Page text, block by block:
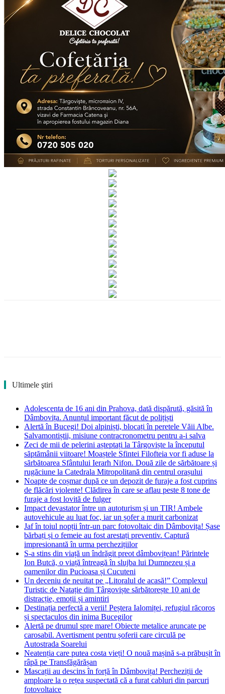
Ultimele ştiri
Adolescenta de 16 ani din Prahova, dată dispărută, găsită în
Dâmbovița. Anunțul important făcut de polițiști
Alertă în Bucegi! Doi alpiniști, blocați în peretele Văii Albe.
Salvamontiștii, misiune contracronometru pentru a-i salva
Zeci de mii de pelerini așteptați la Târgoviște la începutul
săptămânii viitoare! Moaștele Sfintei Filofteia vor fi aduse la
sărbătoarea Sfântului Ierarh Nifon. Două zile de sărbătoare și
rugăciune la Catedrala Mitropolitană din centrul orașului
Noapte de coșmar după ce un depozit de furaje a fost cuprins
de flăcări violente! Clădirea în care se aflau peste 8 tone de
furaje a fost lovită de fulger
Impact devastator între un autoturism și un TIR! Ambele
autovehicule au luat foc, iar un șofer a murit carbonizat
Jaf în toiul nopții într-un parc fotovoltaic din Dâmbovița! Șase
bărbați și o femeie au fost arestați preventiv. Captură
impresionantă în urma perchezițiilor
S-a stins din viață un îndrăgit preot dâmbovițean! Părintele
Ion Butcă, o viață întreagă în slujba lui Dumnezeu și a
oamenilor din Pucioasa și Cucuteni
Un deceniu de neuitat pe „Litoralul de acasă!” Complexul
Turistic de Natație din Târgoviște sărbătorește 10 ani de
distracție, emoții și amintiri
Destinația perfectă a verii! Peștera Ialomiței, refugiul răcoros
și spectaculos din inima Bucegilor
Alertă pe drumul spre mare! Obiecte metalice aruncate pe
carosabil. Avertisment pentru șoferii care circulă pe
Autostrada Soarelui
Neatenția care putea costa vieți! O nouă mașină s-a prăbușit în
râpă pe Transfăgărășan
Mascații au descins în forță în Dâmbovița! Percheziții de
amploare la o rețea suspectată că a furat cabluri din parcuri
fotovoltaice